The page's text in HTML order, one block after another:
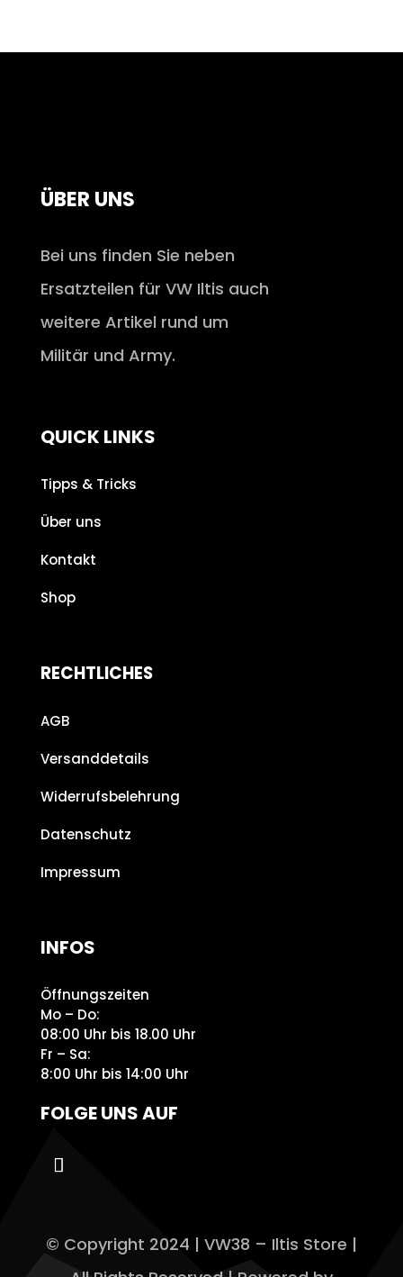
ÜBER UNS
Bei uns finden Sie neben
Ersatzteilen für VW Iltis auch
weitere Artikel rund um
Militär und Army.
QUICK LINKS
Tipps & Tricks
Über uns
Kontakt
Shop
RECHTLICHES
AGB
Versanddetails
Widerrufsbelehrung
Datenschutz
Impressum
INFOS
Öffnungszeiten
Mo – Do:
08:00 Uhr bis 18.00 Uhr
Fr – Sa:
8:00 Uhr bis 14:00 Uhr
FOLGE UNS AUF
© Copyright 2024 | VW38 – Iltis Store |